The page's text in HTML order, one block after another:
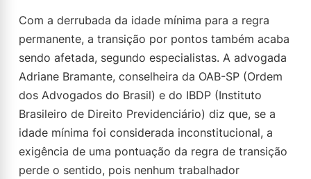
Com a derrubada da idade mínima para a regra
permanente, a transição por pontos também acaba
sendo afetada, segundo especialistas. A advogada
Adriane Bramante, conselheira da OAB-SP (Ordem
dos Advogados do Brasil) e do IBDP (Instituto
Brasileiro de Direito Previdenciário) diz que, se a
idade mínima foi considerada inconstitucional, a
exigência de uma pontuação da regra de transição
perde o sentido, pois nenhum trabalhador